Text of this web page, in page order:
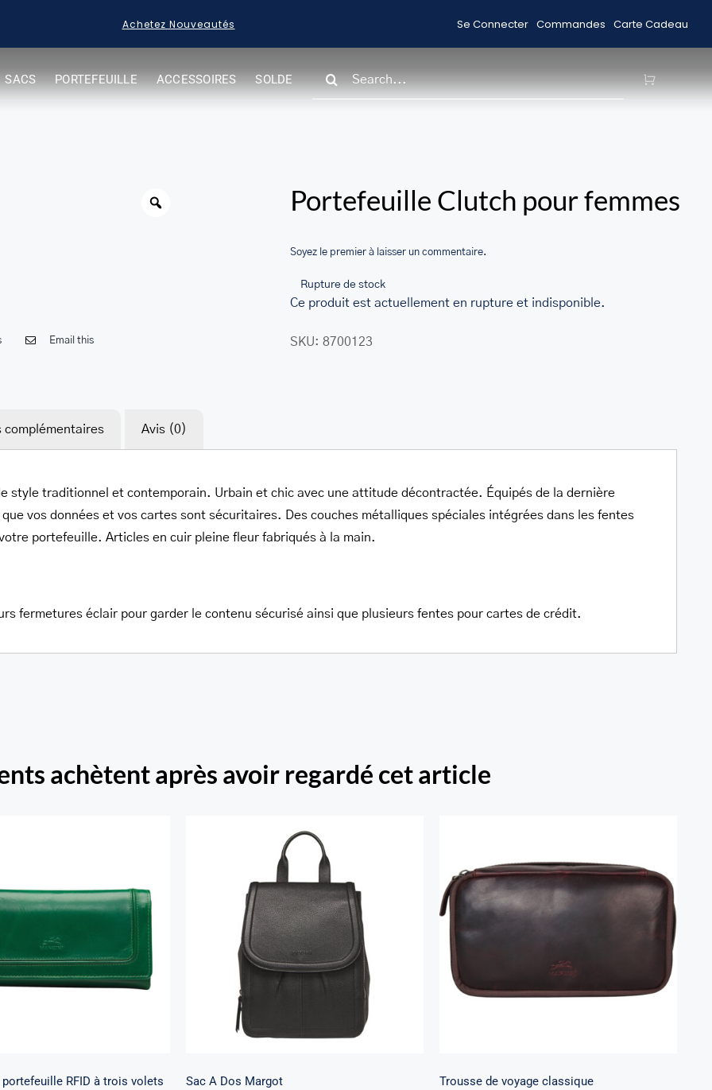
Achetez Nouveautés Acheter des Articles en Solde
Se Connecter Commandes Carte Cadeau
SACS PORTEFEUILLE ACCESSOIRES SOLDE
FOR:
content/themes/Avada/
public_html/wp-
Email this
Portefeuille Clutch pour femmes
Soyez le premier à laisser un commentaire.
Rupture de stock
Ce produit est actuellement en rupture et indisponible.
SKU:8700123
complémentaires Avis (0)
style traditionnel et contemporain. Urbain et chic avec une attitude décontractée. Équipés de la dernière
vos données et vos cartes sont sécuritaires. Des couches métalliques spéciales intégrées dans les fentes
portefeuille. Articles en cuir pleine fleur fabriqués à la main.
fermetures éclair pour garder le contenu sécurisé ainsi que plusieurs fentes pour cartes de crédit.
achètent après avoir regardé cet article
portefeuille RFID
volets chéquier pour
dames
RFID à trois volets
Sac A Dos Margot
Sac A Dos Margot
Trousse de voyage classique
Trousse de voyage classique